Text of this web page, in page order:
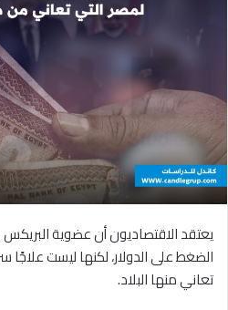
يعتقد الاقتصاديون أن عضوية
الضغط على الدولار، لكنها ليست علاجًا
تعاني منها البلاد.